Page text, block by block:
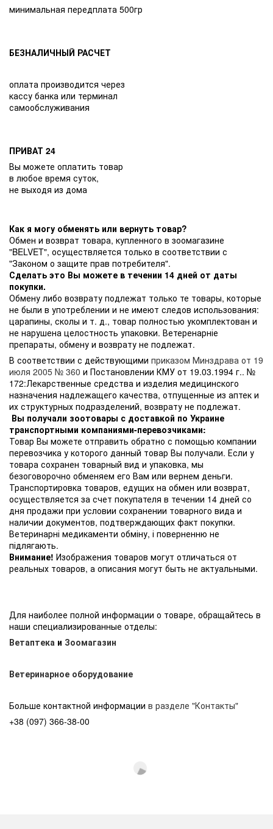
минимальная передплата 500гр
БЕЗНАЛИЧНЫЙ РАСЧЕТ
оплата производится через
кассу банка или терминал
самообслуживания
ПРИВАТ 24
Вы можете оплатить товар
в любое время суток,
не выходя из дома
Как я могу обменять или вернуть товар?
Обмен и возврат товара, купленного в зоомагазине
"BELVET", осуществляется только в соответствии с
"Законом о защите прав потребителя".
Сделать это Вы можете в течении 14 дней от даты
покупки.
Обмену либо возврату подлежат только те товары, которые
не были в употреблении и не имеют следов использования:
царапины, сколы и т. д., товар полностью укомплектован и
не нарушена целостность упаковки. Ветеренарніе
препараты, обмену и возврату не подлежат.
В соответствии с действующими приказом Минздрава от 19
июля 2005 № 360 и Постановлении КМУ от 19.03.1994 г.. №
172:Лекарственные средства и изделия медицинского
назначения надлежащего качества, отпущенные из аптек и
их структурных подразделений, возврату не подлежат.
Вы получали зоотовары с доставкой по Украине
транспортными компаниями-перевозчиками:
Товар Вы можете отправить обратно с помощью компании
перевозчика у которого данный товар Вы получали. Если у
товара сохранен товарный вид и упаковка, мы
безоговорочно обменяем его Вам или вернем деньги.
Транспортировка товаров, едущих на обмен или возврат,
осуществляется за счет покупателя в течении 14 дней со
дня продажи при условии сохранении товарного вида и
наличии документов, подтверждающих факт покупки.
Ветеринарні медикаменти обміну, і поверненню не
підлягають.
Внимание! Изображения товаров могут отличаться от
реальных товаров, а описания могут быть не актуальными.
Для наиболее полной информации о товаре, обращайтесь в
наши специализированные отделы:
Ветаптека и Зоомагазин
Ветеринарное оборудование
Больше контактной информации в разделе "Контакты"
+38 (097) 366-38-00